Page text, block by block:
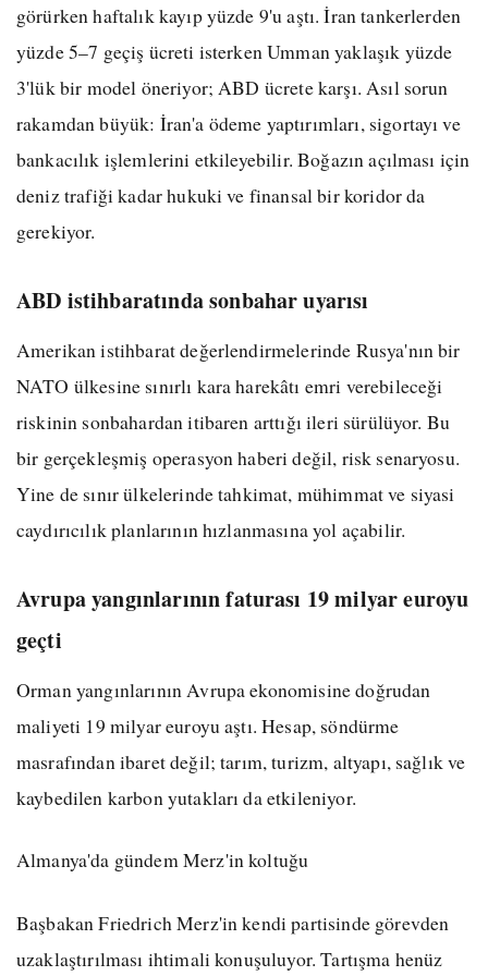
görürken haftalık kayıp yüzde 9'u aştı. İran tankerlerden
yüzde 5–7 geçiş ücreti isterken Umman yaklaşık yüzde
3'lük bir model öneriyor; ABD ücrete karşı. Asıl sorun
rakamdan büyük: İran'a ödeme yaptırımları, sigortayı ve
bankacılık işlemlerini etkileyebilir. Boğazın açılması için
deniz trafiği kadar hukuki ve finansal bir koridor da
gerekiyor.
ABD istihbaratında sonbahar uyarısı
Amerikan istihbarat değerlendirmelerinde Rusya'nın bir
NATO ülkesine sınırlı kara harekâtı emri verebileceği
riskinin sonbahardan itibaren arttığı ileri sürülüyor. Bu
bir gerçekleşmiş operasyon haberi değil, risk senaryosu.
Yine de sınır ülkelerinde tahkimat, mühimmat ve siyasi
caydırıcılık planlarının hızlanmasına yol açabilir.
Avrupa yangınlarının faturası 19 milyar euroyu
geçti
Orman yangınlarının Avrupa ekonomisine doğrudan
maliyeti 19 milyar euroyu aştı. Hesap, söndürme
masrafından ibaret değil; tarım, turizm, altyapı, sağlık ve
kaybedilen karbon yutakları da etkileniyor.
Almanya'da gündem Merz'in koltuğu
Başbakan Friedrich Merz'in kendi partisinde görevden
uzaklaştırılması ihtimali konuşuluyor. Tartışma henüz